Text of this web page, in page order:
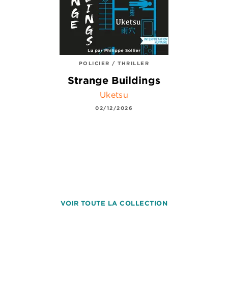
POLICIER / THRILLER
Strange Buildings
Uketsu
02/12/2026
VOIR TOUTE LA COLLECTION